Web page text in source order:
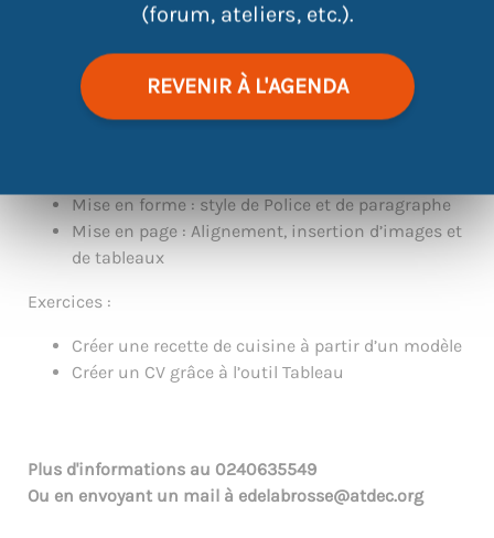
(forum, ateliers, etc.).
REVENIR À L'AGENDA
Leaflet |©OpenStreetMap
Mise en forme : style de Police et de paragraphe
Mise en page : Alignement, insertion d’images et
de tableaux
Exercices :
Créer une recette de cuisine à partir d’un modèle
Créer un CV grâce à l’outil Tableau
Plus d'informations au 0240635549
Ou en envoyant un mail à edelabrosse@atdec.org